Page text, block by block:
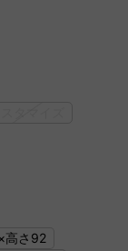
高さ92